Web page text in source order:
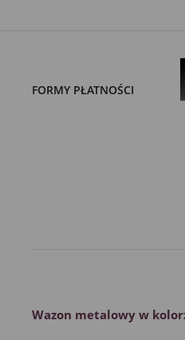
FORMY PŁATNOŚCI
Wazon metalowy w